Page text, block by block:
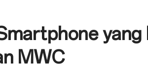
yang
MWC